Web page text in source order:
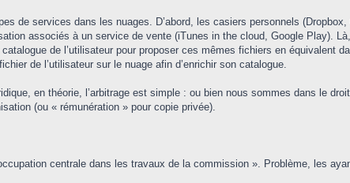
de services dans les nuages. D’abord, les casiers personnels
associés à un service de vente (iTunes in the cloud, Google Play).
de l’utilisateur pour proposer ces mêmes fichiers en équivalent
de l’utilisateur sur le nuage afin d’enrichir son catalogue.
en théorie, l’arbitrage est simple : ou bien nous sommes dans le
(ou « rémunération » pour copie privée).
centrale dans les travaux de la commission ». Problème, les